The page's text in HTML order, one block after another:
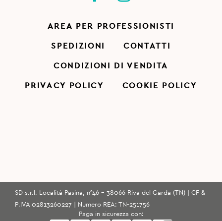
AREA PER PROFESSIONISTI
SPEDIZIONI CONTATTI
CONDIZIONI DI VENDITA
PRIVACY POLICY COOKIE POLICY
SD s.r.l. Località Pasina, n°46 - 38066 Riva del Garda (TN) | CF &
P.IVA 02813260227 | Numero REA: TN-251756
Paga in sicurezza con: